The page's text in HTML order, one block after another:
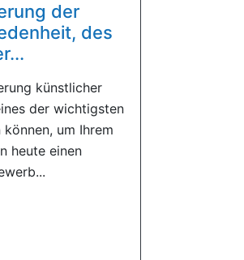
der
des
künstlicher
der wichtigsten
um Ihrem
heute einen